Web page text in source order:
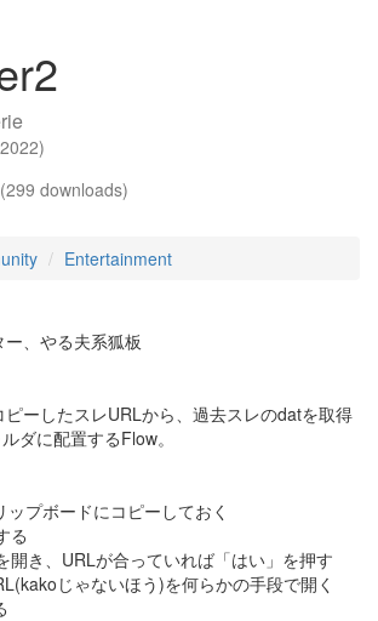
)
(299 downloads)
Entertainment
、やる夫系狐板
ーしたスレURLから、過去スレのdatを取得
ダに配置するFlow。
プボードにコピーしておく
る
開き、URLが合っていれば「はい」を押す
じゃないほう)を何らかの手段で開く